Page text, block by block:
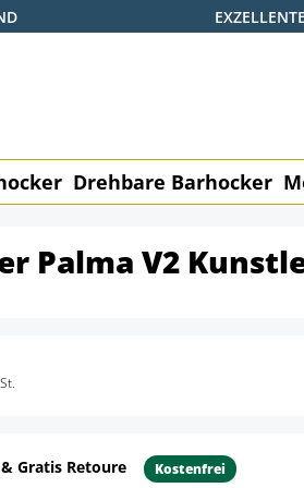
Drehbare Barhocker
Palma V2
Gratis Retoure Kostenfrei